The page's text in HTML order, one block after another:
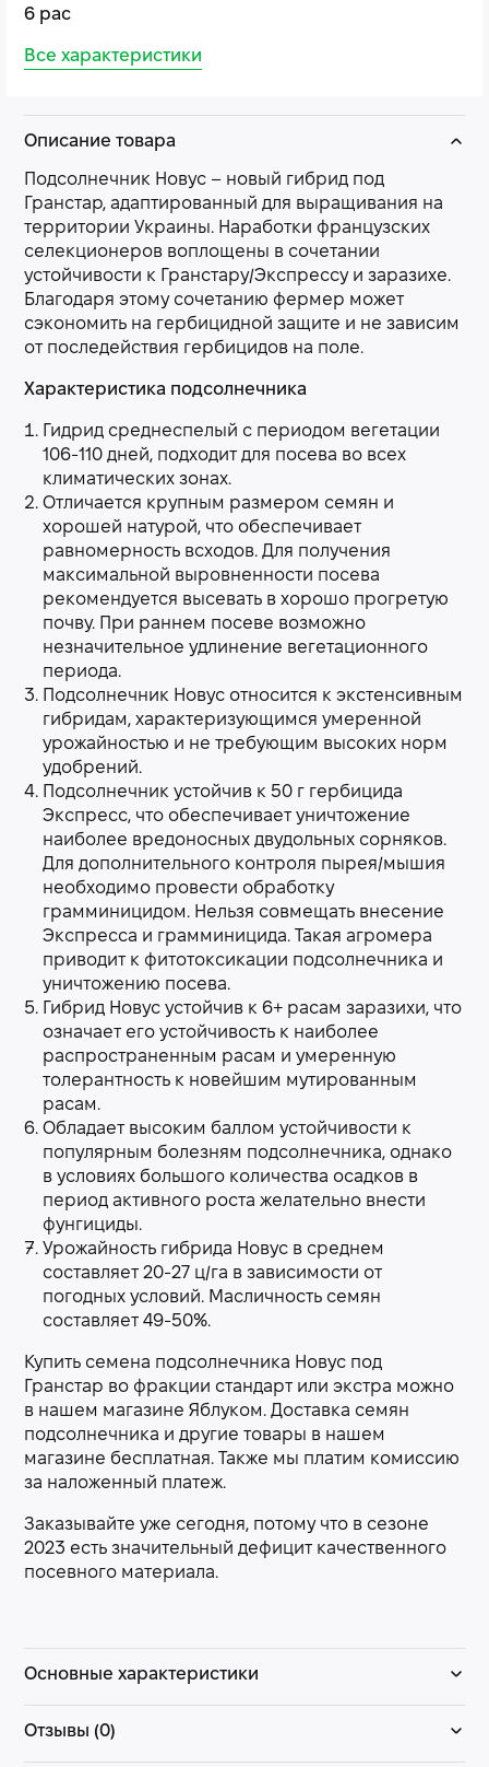
6 рас
Все характеристики
Описание товара
Подсолнечник Новус – новый гибрид под
Гранстар, адаптированный для выращивания на
территории Украины. Наработки французских
селекционеров воплощены в сочетании
устойчивости к Гранстару/Экспрессу и заразихе.
Благодаря этому сочетанию фермер может
сэкономить на гербицидной защите и не зависим
от последействия гербицидов на поле.
Характеристика подсолнечника
Гидрид среднеспелый с периодом вегетации
106-110 дней, подходит для посева во всех
климатических зонах.
Отличается крупным размером семян и
хорошей натурой, что обеспечивает
равномерность всходов. Для получения
максимальной выровненности посева
рекомендуется высевать в хорошо прогретую
почву. При раннем посеве возможно
незначительное удлинение вегетационного
периода.
Подсолнечник Новус относится к экстенсивным
гибридам, характеризующимся умеренной
урожайностью и не требующим высоких норм
удобрений.
Подсолнечник устойчив к 50 г гербицида
Экспресс, что обеспечивает уничтожение
наиболее вредоносных двудольных сорняков.
Для дополнительного контроля пырея/мышия
необходимо провести обработку
грамминицидом. Нельзя совмещать внесение
Экспресса и грамминицида. Такая агромера
приводит к фитотоксикации подсолнечника и
уничтожению посева.
Гибрид Новус устойчив к 6+ расам заразихи, что
означает его устойчивость к наиболее
распространенным расам и умеренную
толерантность к новейшим мутированным
расам.
Обладает высоким баллом устойчивости к
популярным болезням подсолнечника, однако
в условиях большого количества осадков в
период активного роста желательно внести
фунгициды.
Урожайность гибрида Новус в среднем
составляет 20-27 ц/га в зависимости от
погодных условий. Масличность семян
составляет 49-50%.
Купить семена подсолнечника Новус под
Гранстар во фракции стандарт или экстра можно
в нашем магазине Яблуком. Доставка семян
подсолнечника и другие товары в нашем
магазине бесплатная. Также мы платим комиссию
за наложенный платеж.
Заказывайте уже сегодня, потому что в сезоне
2023 есть значительный дефицит качественного
посевного материала.
Основные характеристики
Отзывы (0)